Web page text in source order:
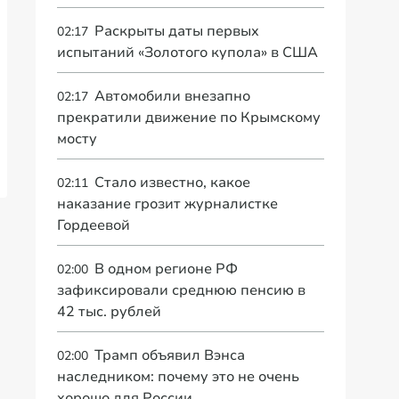
02:17 Раскрыты даты первых
испытаний «Золотого купола» в США
02:17 Автомобили внезапно
прекратили движение по Крымскому
мосту
02:11 Стало известно, какое
наказание грозит журналистке
Гордеевой
02:00 В одном регионе РФ
зафиксировали среднюю пенсию в
42 тыс. рублей
02:00 Трамп объявил Вэнса
наследником: почему это не очень